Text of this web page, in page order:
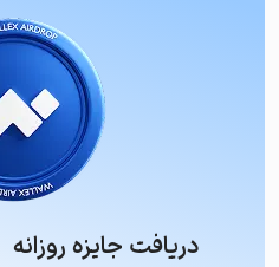
دریافت جایزه روزانه